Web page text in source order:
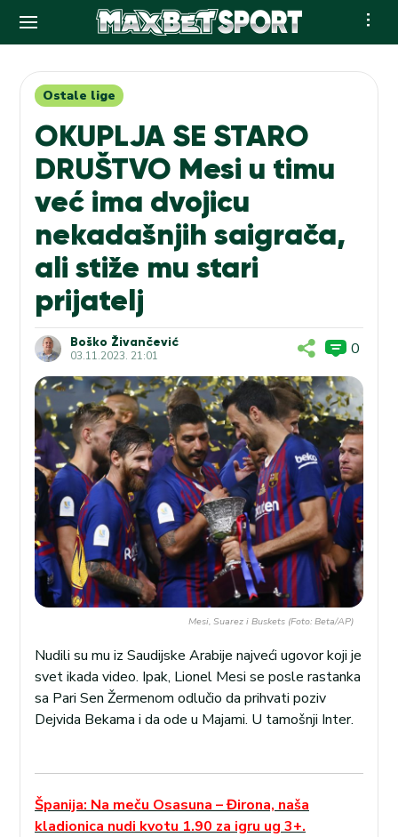
contentOstale lige
OKUPLJA SE STARO
DRUŠTVO Mesi u timu
već ima dvojicu
nekadašnjih saigrača,
ali stiže mu stari
prijatelj
Boško Živančević
03.11.2023. 21:01 0
Mesi, Suarez i Buskets (Foto: Beta/AP)
Nudili su mu iz Saudijske Arabije najveći ugovor koji je
svet ikada video. Ipak, Lionel Mesi se posle rastanka
sa Pari Sen Žermenom odlučio da prihvati poziv
Dejvida Bekama i da ode u Majami. U tamošnji Inter.
Španija: Na meču Osasuna – Đirona, naša
kladionica nudi kvotu 1.90 za igru ug 3+.